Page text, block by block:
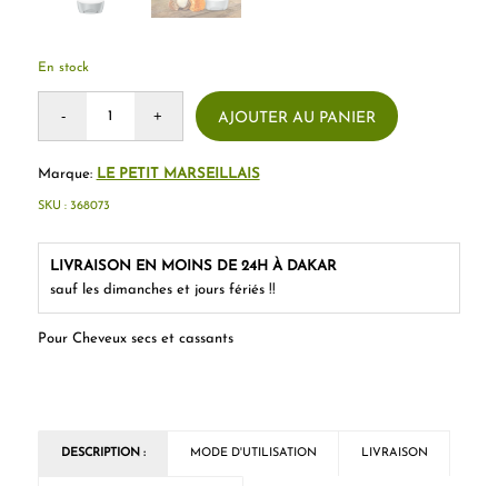
Pour Cheveux secs et cassants
En stock
AJOUTER AU PANIER
Marque: LE PETIT MARSEILLAIS
LIVRAISON EN MOINS DE 24H À DAKAR
sauf les dimanches et jours fériés !!
SKU : 368073
DESCRIPTION : MODE D'UTILISATION LIVRAISON